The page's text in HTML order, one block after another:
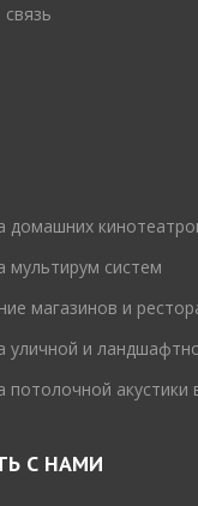
домашних
мультирум систем
магазинов и
уличной и
потолочной акустики
С НАМИ